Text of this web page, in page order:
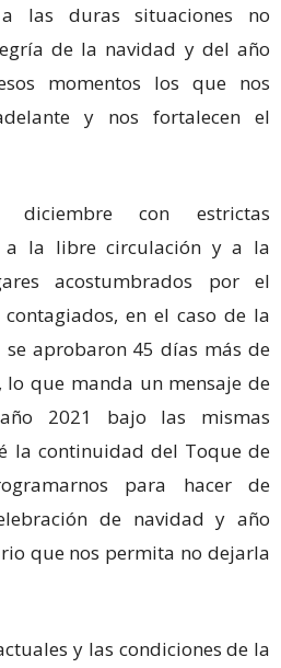
las duras situaciones no
de la navidad y del año
momentos los que nos
y nos fortalecen el
con estrictas
a la libre circulación y a la
acostumbrados por el
en el caso de la
se aprobaron 45 días más de
lo que manda un mensaje de
2021 bajo las mismas
la continuidad del Toque de
para hacer de
de navidad y año
que nos permita no dejarla
y las condiciones de la